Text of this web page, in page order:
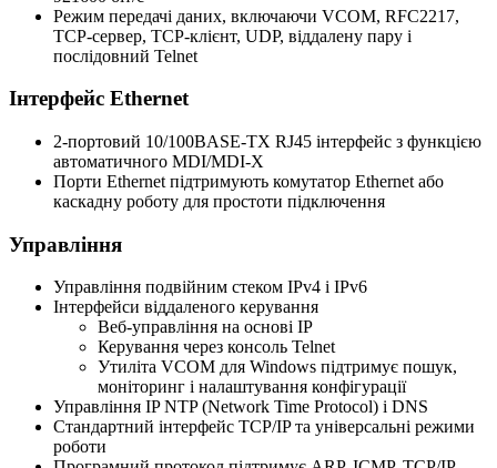
Режим передачі даних, включаючи VCOM, RFC2217,
TCP-сервер, TCP-клієнт, UDP, віддалену пару і
послідовний Telnet
Інтерфейс Ethernet
2-портовий 10/100BASE-TX RJ45 інтерфейс з функцією
автоматичного MDI/MDI-X
Порти Ethernet підтримують комутатор Ethernet або
каскадну роботу для простоти підключення
Управління
Управління подвійним стеком IPv4 і IPv6
Інтерфейси віддаленого керування
Веб-управління на основі IP
Керування через консоль Telnet
Утиліта VCOM для Windows підтримує пошук,
моніторинг і налаштування конфігурації
Управління IP NTP (Network Time Protocol) і DNS
Стандартний інтерфейс TCP/IP та універсальні режими
роботи